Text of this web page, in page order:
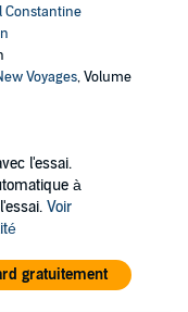
Constantine
Voyages, Volume
l'essai.
à
Voir
gratuitement